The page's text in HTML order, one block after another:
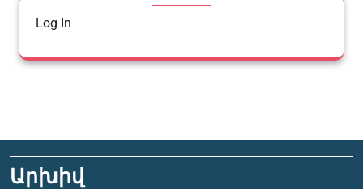
Log In
Արխիվ